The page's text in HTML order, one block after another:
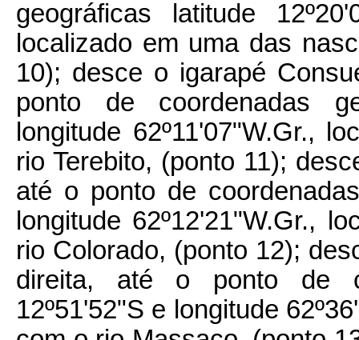
geográficas latitude
localizado em uma das
10); desce o igarapé
ponto de coordenadas
longitude 62º11'07"W.Gr.,
rio Terebito, (ponto 11);
até o ponto de
longitude 62º12'21"W.Gr.,
rio Colorado, (ponto 12);
direita, até o ponto de
12º51'52"S e longitude